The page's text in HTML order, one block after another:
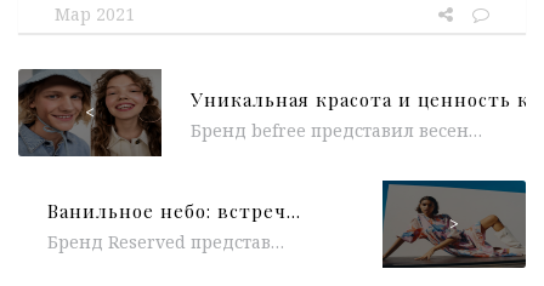
Мар 2021
<
Бренд befree представил весенне-летнюю кампанию, в которой раскрываются смелые размышления об идентичности, музыке как универсальном языке общения и тактильности. Философия бренда...
Ванильное небо: встречаем весну вместе с Reserved
Бренд Reserved представил свой весенний лукбук, полный жизнерадостных красок, солнечного настроения и, конечно, актуальных модных тенденций, из которых каждый может...
>